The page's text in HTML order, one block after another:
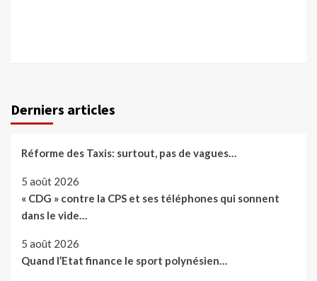
Derniers articles
Réforme des Taxis: surtout, pas de vagues…
5 août 2026
« CDG » contre la CPS et ses téléphones qui sonnent
dans le vide…
5 août 2026
Quand l’Etat finance le sport polynésien…